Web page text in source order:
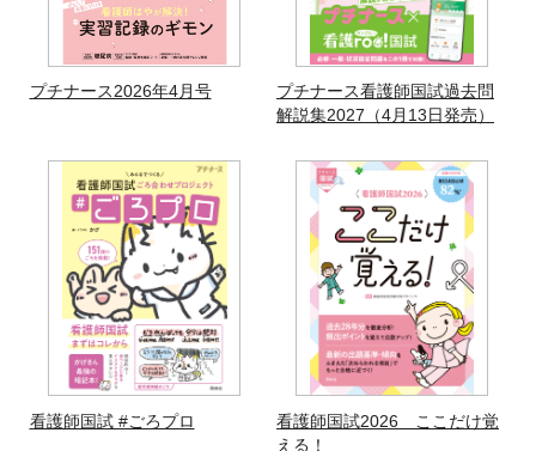
プチナース2026年4月号
プチナース看護師国試過去問
解説集2027（4月13日発売）
看護師国試 #ごろプロ
看護師国試2026 ここだけ覚
える！